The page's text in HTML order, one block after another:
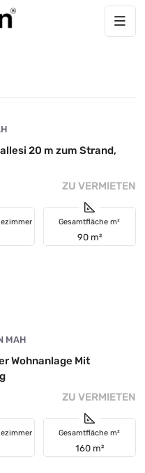
20 m zum Strand,
ZU VERMIETEN
Gesamtfläche m²
90 m²
MAH
Wohnanlage Mit
ZU VERMIETEN
Gesamtfläche m²
160 m²